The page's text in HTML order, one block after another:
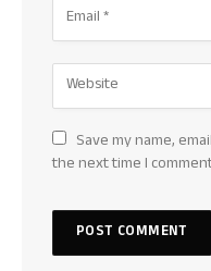
Save my name,
the next time I